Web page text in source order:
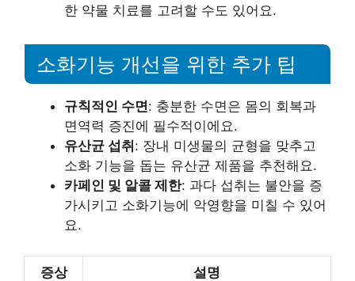
한 약물 치료를 고려할 수도 있어요.
소화기능 개선을 위한 추가 팁
규칙적인 수면: 충분한 수면은 몸의 회복과
면역력 증진에 필수적이에요.
유산균 섭취 : 장내 미생물의 균형을 맞추고
소화 기능을 돕는 유산균 제품을 추천해요.
카페인 및 알콜 제한: 과다 섭취는 불안을 증
가시키고 소화기능에 악영향을 미칠 수 있어
요.
증상 설명